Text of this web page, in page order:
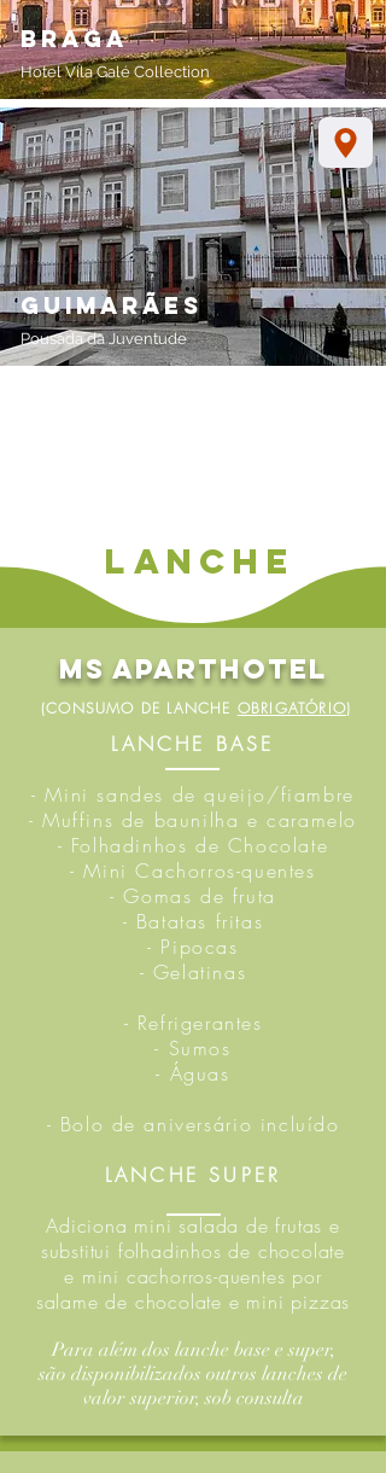
braga
Hotel Vila Galé Collection
guimarães
Pousada da Juventude
lanche
MS Aparthotel
(CONSUMO DE LANCHE OBRIGATÓRIO)
LANCHE BASE
- Mini sandes de queijo/fiambre
- Muffins de baunilha e caramelo
- Folhadinhos de Chocolate
- Mini Cachorros-quentes
- Gomas de fruta
- Batatas fritas
- Pipocas
- Gelatinas
- Refrigerantes
- Sumos
- Águas
- Bolo de aniversário incluído
LANCHE SUPER
Adiciona mini salada de frutas e
substitui folhadinhos de chocolate
e mini cachorros-quentes por
salame de chocolate e mini pizzas
Para além dos lanche base e super,
são disponibilizados outros lanches de
valor superior, sob consulta